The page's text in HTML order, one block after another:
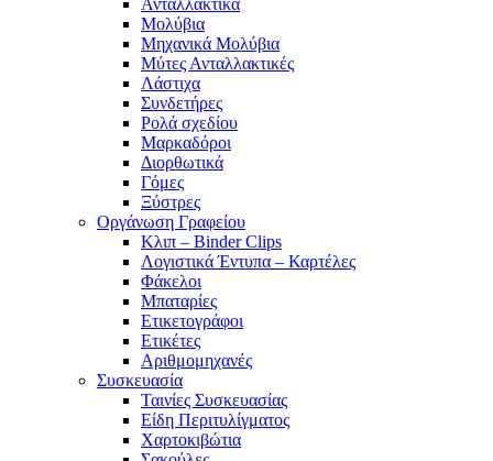
Μολύβια
Μηχανικά Μολύβια
Μύτες Ανταλλακτικές
Λάστιχα
Συνδετήρες
Ρολά σχεδίου
Μαρκαδόροι
Διορθωτικά
Γόμες
Ξύστρες
Οργάνωση Γραφείου
Κλιπ – Binder Clips
Λογιστικά Έντυπα – Καρτέλες
Φάκελοι
Μπαταρίες
Ετικετογράφοι
Ετικέτες
Αριθμομηχανές
Συσκευασία
Ταινίες Συσκευασίας
Είδη Περιτυλίγματος
Χαρτοκιβώτια